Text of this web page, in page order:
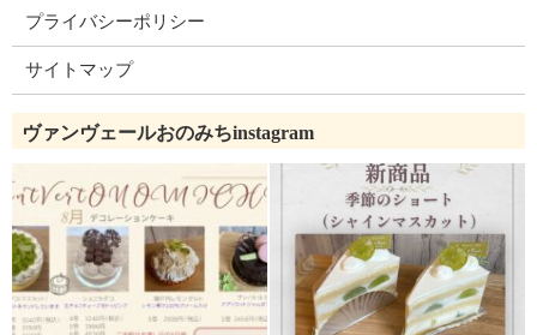
プライバシーポリシー
サイトマップ